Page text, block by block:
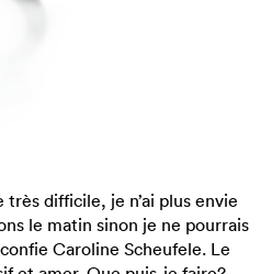
difficile, je n’ai plus envie
le matin sinon je ne pourrais
Caroline Scheufele. Le